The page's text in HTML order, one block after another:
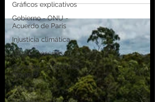
Gráficos explicativos
Gobierno - ONU -
Acuerdo de Paris
Injusticia climática
Libros - reseñas
Océanos - Corrientes
marinas
Metano
la ganadería...